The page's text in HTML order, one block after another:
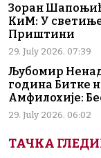
Зоран
КиМ: У
Приштини
29. July 2026. 07:39
Љубомир
година Битке
Амфилохије:
29. July 2026. 06:02
ТАЧКА